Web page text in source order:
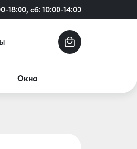
18:00, сб: 10:00-14:00
Окна